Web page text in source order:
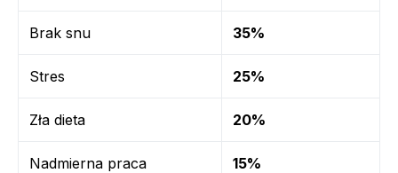
Brak snu 35%
Stres 25%
Zła dieta 20%
Nadmierna praca 15%